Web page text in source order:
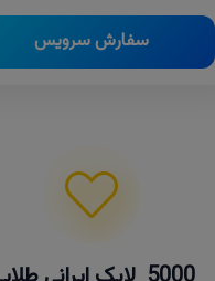
سفارش سرویس